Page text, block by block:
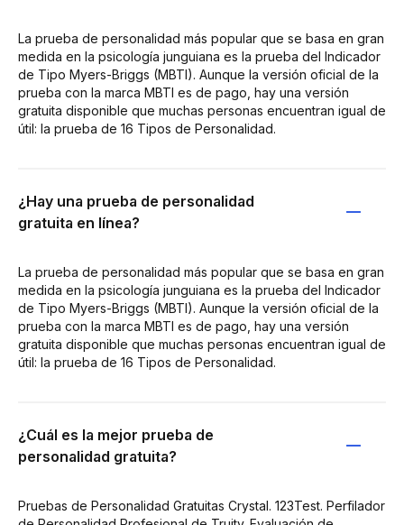
La prueba de personalidad más popular que se basa en gran
medida en la psicología junguiana es la prueba del Indicador
de Tipo Myers-Briggs (MBTI). Aunque la versión oficial de la
prueba con la marca MBTI es de pago, hay una versión
gratuita disponible que muchas personas encuentran igual de
útil: la prueba de 16 Tipos de Personalidad.
¿Hay una prueba de personalidad
gratuita en línea?
La prueba de personalidad más popular que se basa en gran
medida en la psicología junguiana es la prueba del Indicador
de Tipo Myers-Briggs (MBTI). Aunque la versión oficial de la
prueba con la marca MBTI es de pago, hay una versión
gratuita disponible que muchas personas encuentran igual de
útil: la prueba de 16 Tipos de Personalidad.
¿Cuál es la mejor prueba de
personalidad gratuita?
Pruebas de Personalidad Gratuitas Crystal. 123Test. Perfilador